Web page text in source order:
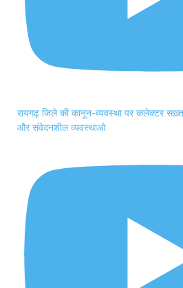
रायगढ़ जिले की कानून-व्यवस्था पर कलेक्टर
और संवेदनशील व्यवस्थाओ